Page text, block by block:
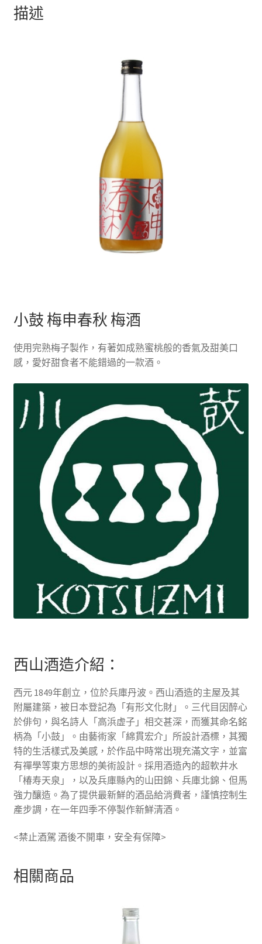
描述
小鼓 梅申春秋 梅酒
使用完熟梅子製作，有著如成熟蜜桃般的香氣及甜美口
感，愛好甜食者不能錯過的一款酒。
西山酒造介紹：
西元 1849年創立，位於兵庫丹波。西山酒造的主屋及其
附屬建築，被日本登記為「有形文化財」。三代目因醉心
於俳句，與名詩人「高浜虚子」相交甚深，而獲其命名銘
柄為「小鼓」。由藝術家「綿貫宏介」所設計酒標，其獨
特的生活樣式及美感，於作品中時常出現充滿文字，並富
有禪學等東方思想的美術設計。採用酒造內的超軟井水
「椿寿天泉」，以及兵庫縣內的山田錦、兵庫北錦、但馬
強力釀造。為了提供最新鮮的酒品給消費者，謹慎控制生
產步調，在一年四季不停製作新鮮清酒。
<禁止酒駕 酒後不開車，安全有保障>
相關商品